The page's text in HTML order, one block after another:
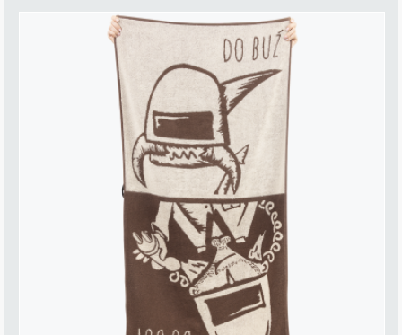
This
product
multiple
variants.
The
options
may
chosen
on
the
product
page